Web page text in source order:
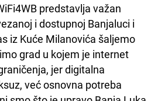
predstavlja važan
i dostupnoj Banjaluci i
iz Kuće Milanovića šaljemo
grad u kojem je internet
jer digitalna
već osnovna potreba